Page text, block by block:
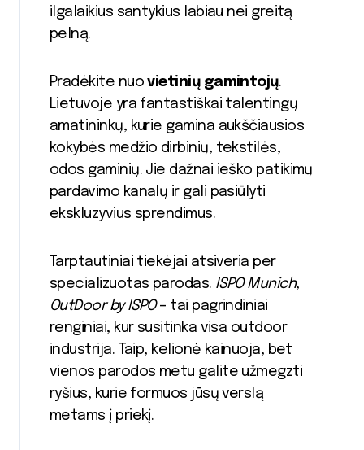
ilgalaikius santykius labiau nei greitą
pelną.
Pradėkite nuovietinių gamintojų.
Lietuvoje yra fantastiškai talentingų
amatininkų, kurie gamina aukščiausios
kokybės medžio dirbinių, tekstilės,
odos gaminių. Jie dažnai ieško patikimų
pardavimo kanalų ir gali pasiūlyti
ekskluzyvius sprendimus.
Tarptautiniai tiekėjai atsiveria per
specializuotas parodas. ISPO Munich,
OutDoor by ISPO– tai pagrindiniai
renginiai, kur susitinka visa outdoor
industrija. Taip, kelionė kainuoja, bet
vienos parodos metu galite užmegzti
ryšius, kurie formuos jūsų verslą
metams į priekį.